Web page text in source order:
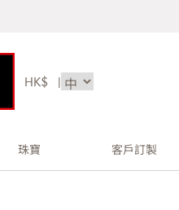
HK$ |
珠寶 客戶訂製